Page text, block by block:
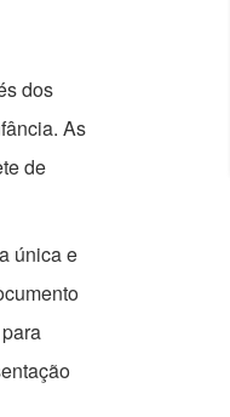
dos
As
de
única e